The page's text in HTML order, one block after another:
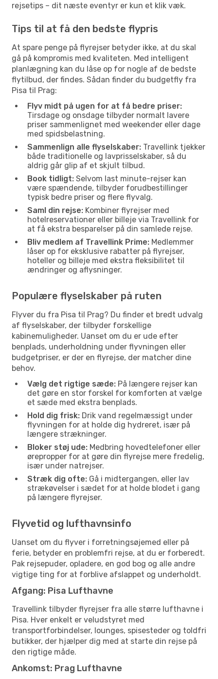
rejsetips – dit næste eventyr er kun et klik væk.
Tips til at få den bedste flypris
At spare penge på flyrejser betyder ikke, at du skal
gå på kompromis med kvaliteten. Med intelligent
planlægning kan du låse op for nogle af de bedste
flytilbud, der findes. Sådan finder du budgetfly fra
Pisa til Prag:
Flyv midt på ugen for at få bedre priser:
Tirsdage og onsdage tilbyder normalt lavere
priser sammenlignet med weekender eller dage
med spidsbelastning.
Sammenlign alle flyselskaber: Travellink tjekker
både traditionelle og lavprisselskaber, så du
aldrig går glip af et skjult tilbud.
Book tidligt: Selvom last minute-rejser kan
være spændende, tilbyder forudbestillinger
typisk bedre priser og flere flyvalg.
Saml din rejse: Kombiner flyrejser med
hotelreservationer eller billeje via Travellink for
at få ekstra besparelser på din samlede rejse.
Bliv medlem af Travellink Prime: Medlemmer
låser op for eksklusive rabatter på flyrejser,
hoteller og billeje med ekstra fleksibilitet til
ændringer og aflysninger.
Populære flyselskaber på ruten
Flyver du fra Pisa til Prag? Du finder et bredt udvalg
af flyselskaber, der tilbyder forskellige
kabinemuligheder. Uanset om du er ude efter
benplads, underholdning under flyvningen eller
budgetpriser, er der en flyrejse, der matcher dine
behov.
Vælg det rigtige sæde: På længere rejser kan
det gøre en stor forskel for komforten at vælge
et sæde med ekstra benplads.
Hold dig frisk: Drik vand regelmæssigt under
flyvningen for at holde dig hydreret, især på
længere strækninger.
Bloker støj ude: Medbring hovedtelefoner eller
ørepropper for at gøre din flyrejse mere fredelig,
især under natrejser.
Stræk dig ofte: Gå i midtergangen, eller lav
strækøvelser i sædet for at holde blodet i gang
på længere flyrejser.
Flyvetid og lufthavnsinfo
Uanset om du flyver i forretningsøjemed eller på
ferie, betyder en problemfri rejse, at du er forberedt.
Pak rejsepuder, opladere, en god bog og alle andre
vigtige ting for at forblive afslappet og underholdt.
Afgang: Pisa Lufthavne
Travellink tilbyder flyrejser fra alle større lufthavne i
Pisa. Hver enkelt er veludstyret med
transportforbindelser, lounges, spisesteder og toldfri
butikker, der hjælper dig med at starte din rejse på
den rigtige måde.
Ankomst: Prag Lufthavne